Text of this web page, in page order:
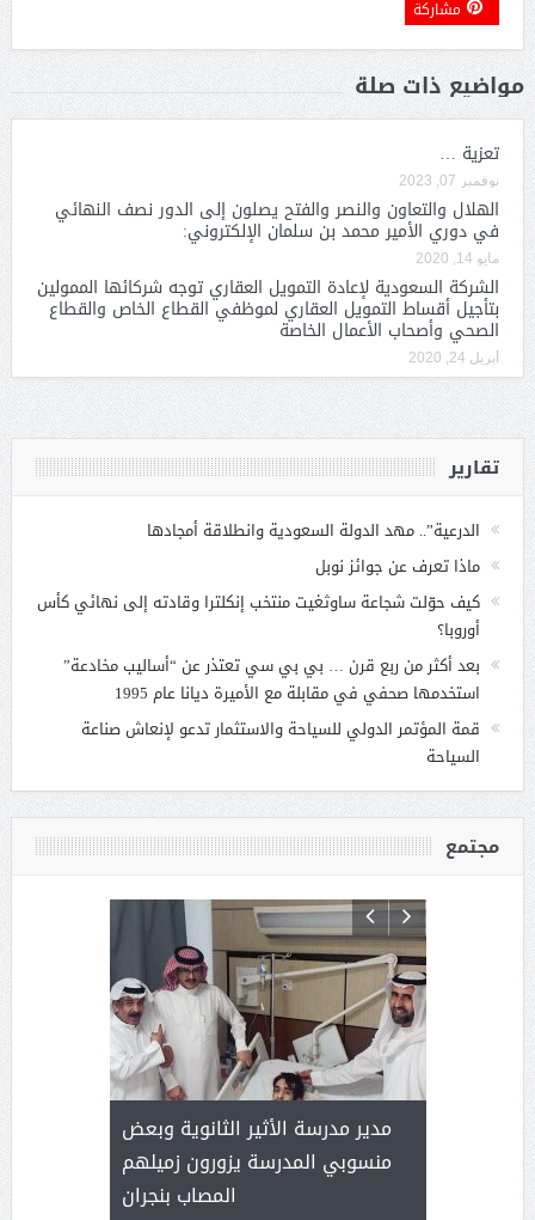
مشاركة
مواضيع ذات صلة
تعزية …
نوفمبر 07, 2023
الهلال والتعاون والنصر والفتح يصلون إلى الدور نصف النهائي
في دوري الأمير محمد بن سلمان الإلكتروني:
مايو 14, 2020
الشركة السعودية لإعادة التمويل العقاري توجه شركائها الممولين
بتأجيل أقساط التمويل العقاري لموظفي القطاع الخاص والقطاع
الصحي وأصحاب الأعمال الخاصة
أبريل 24, 2020
تقارير
الدرعية”.. مهد الدولة السعودية وانطلاقة أمجادها
ماذا تعرف عن جوائز نوبل
كيف حوّلت شجاعة ساوثغيت منتخب إنكلترا وقادته إلى نهائي كأس
أوروبا؟
بعد أكثر من ربع قرن … بي بي سي تعتذر عن “أساليب مخادعة”
استخدمها صحفي في مقابلة مع الأميرة ديانا عام 1995
قمة المؤتمر الدولي للسياحة والاستثمار تدعو لإنعاش صناعة
السياحة
مجتمع
( محمد
مدير مدرسة الأثير الثانوية وبعض
منسوبي المدرسة يزورون زميلهم
المصاب بنجران
) .. ميراث